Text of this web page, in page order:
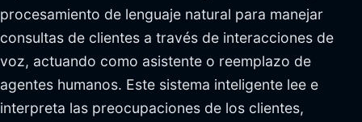
procesamiento de lenguaje natural para manejar
consultas de clientes a través de interacciones de
voz, actuando como asistente o reemplazo de
agentes humanos. Este sistema inteligente lee e
interpreta las preocupaciones de los clientes,